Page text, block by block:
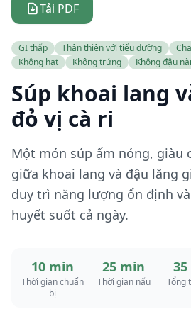
Tải PDF
GI thấp Thân thiện với tiểu đường
Không hạt
Không trứng Không đậu
Súp khoai lang
đỏ vị cà ri
Một món súp ấm nóng, giàu
giữa khoai lang và đậu lăng
duy trì năng lượng ổn định
huyết suốt cả ngày.
10 min
Thời gian chuẩn
bị
25 min
Thời gian nấu Tổng